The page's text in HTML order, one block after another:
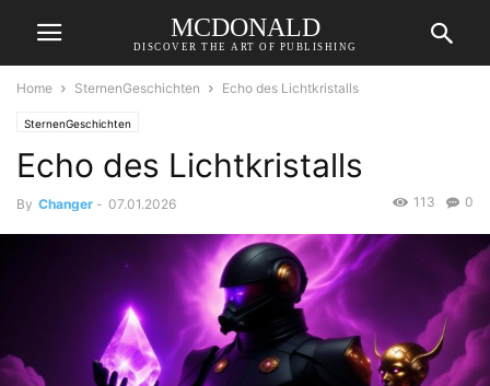
MCDONALD
DISCOVER THE ART OF PUBLISHING
Home SternenGeschichten Echo des Lichtkristalls
SternenGeschichten
Echo des Lichtkristalls
By Changer - 07.01.2026 0
113